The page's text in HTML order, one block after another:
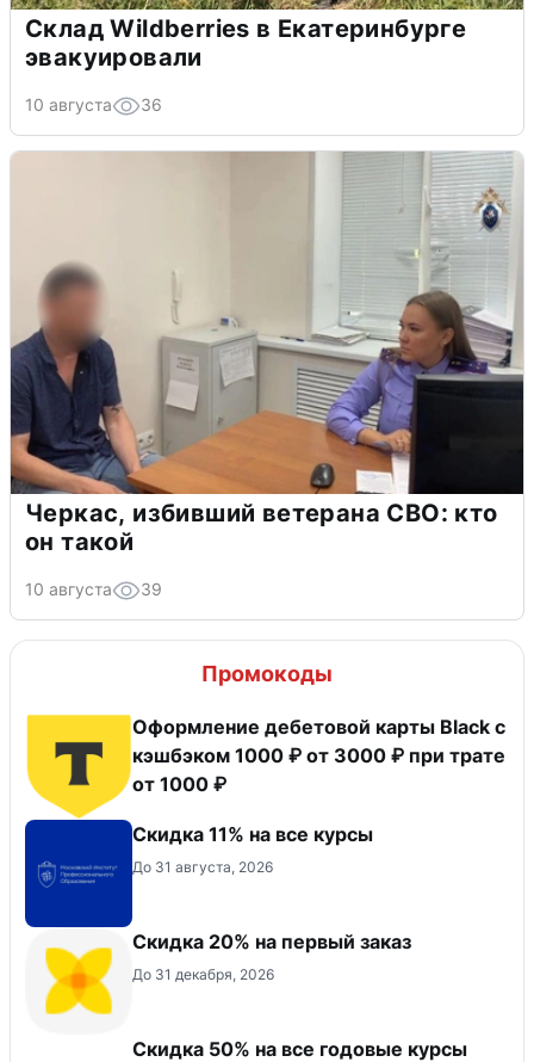
Склад Wildberries в Екатеринбурге
эвакуировали
10 августа 36
Черкас, избивший ветерана СВО: кто
он такой
10 августа 39
Промокоды
Оформление дебетовой карты Black с
кэшбэком 1000 ₽ от 3000 ₽ при трате
от 1000 ₽
Скидка 11% на все курсы
До 31 августа, 2026
​Скидка 20% на первый заказ
До 31 декабря, 2026
Скидка 50% на все годовые курсы